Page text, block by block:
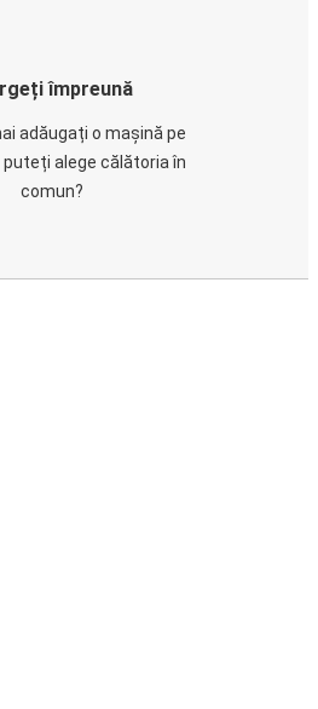
împreună
adăugați o mașină pe
alege călătoria în
comun?